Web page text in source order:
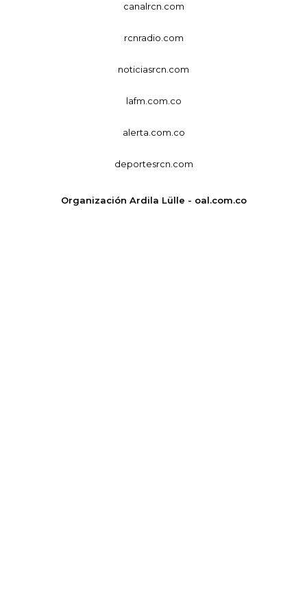
canalrcn.com
rcnradio.com
noticiasrcn.com
lafm.com.co
alerta.com.co
deportesrcn.com
Organización Ardila Lülle - oal.com.co